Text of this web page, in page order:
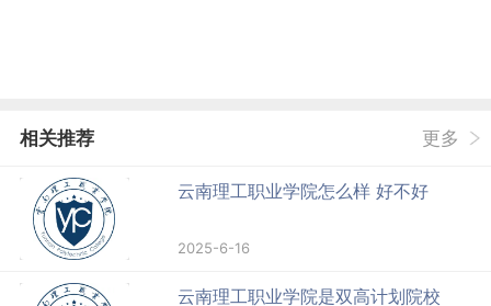
相关推荐 更多
云南理工职业学院怎么样 好不好
2025-6-16
云南理工职业学院是双高计划院校